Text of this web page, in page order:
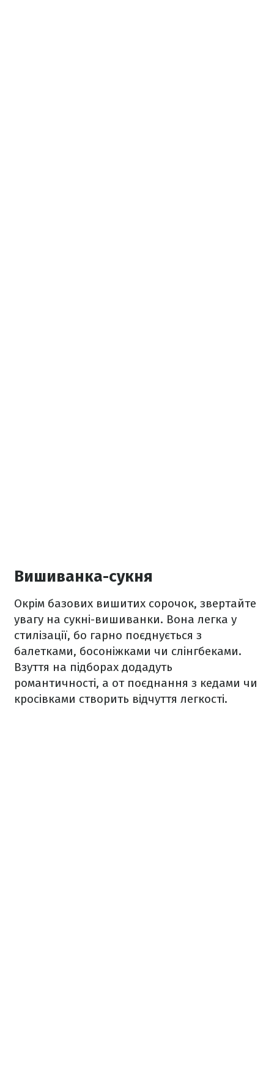
Вишиванка-сукня
Окрім базових вишитих сорочок, звертайте
увагу на сукні-вишиванки. Вона легка у
стилізації, бо гарно поєднується з
балетками, босоніжками чи слінгбеками.
Взуття на підборах додадуть
романтичності, а от поєднання з кедами чи
кросівками створить відчуття легкості.